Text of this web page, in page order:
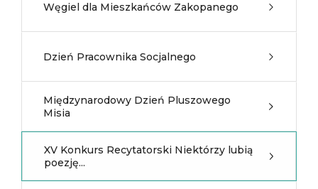
Węgiel dla Mieszkańców Zakopanego
Dzień Pracownika Socjalnego
Międzynarodowy Dzień Pluszowego
Misia
XV Konkurs Recytatorski Niektórzy lubią
poezję...